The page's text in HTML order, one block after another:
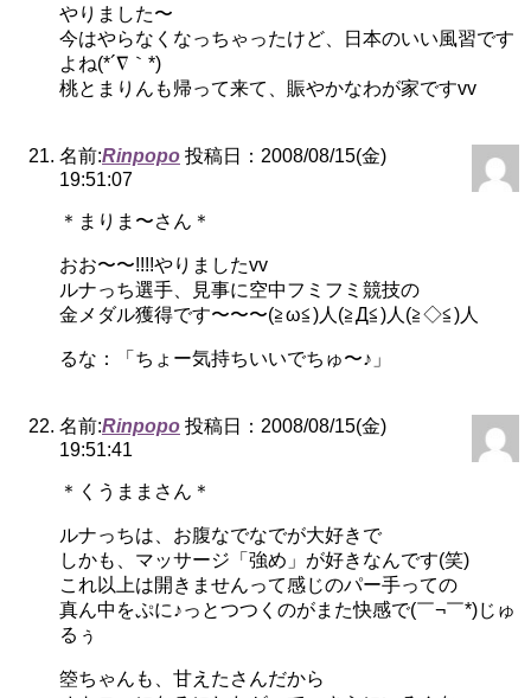
やりました〜
今はやらなくなっちゃったけど、日本のいい風習です
よね(*´∇｀*)
桃とまりんも帰って来て、賑やかなわが家ですvv
名前:Rinpopo 投稿日：2008/08/15(金)
19:51:07
＊まりま〜さん＊
おお〜〜!!!!やりましたvv
ルナっち選手、見事に空中フミフミ競技の
金メダル獲得です〜〜〜(≧ω≦)人(≧Д≦)人(≧◇≦)人
るな：「ちょー気持ちいいでちゅ〜♪」
名前:Rinpopo 投稿日：2008/08/15(金)
19:51:41
＊くうままさん＊
ルナっちは、お腹なでなでが大好きで
しかも、マッサージ「強め」が好きなんです(笑)
これ以上は開きませんって感じのパー手っての
真ん中をぷに♪っとつつくのがまた快感で(￣¬￣*)じゅ
るぅ
箜ちゃんも、甘えたさんだから